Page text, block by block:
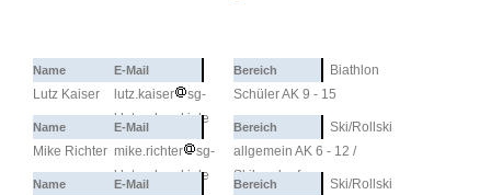
Lutz Kaiser lutz.kaiser
sg-
klotzsche-ski.de
Biathlon
Schüler AK 9 - 15
Mike Richter mike.richter
sg-
klotzsche-ski.de
Ski/Rollski
allgemein AK 6 - 12 /
Skilanglauf
Ski/Rollski